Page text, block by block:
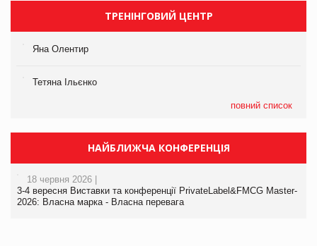
ТРЕНІНГОВИЙ ЦЕНТР
Яна Олентир
Тетяна Ільєнко
повний список
НАЙБЛИЖЧА КОНФЕРЕНЦІЯ
18 червня 2026 |
3-4 вересня Виставки та конференції PrivateLabel&FMCG Master-
2026: Власна марка - Власна перевага